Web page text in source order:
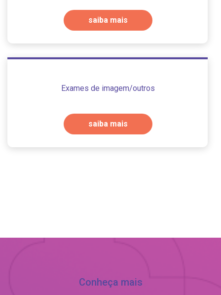
saiba mais
Exames de imagem/outros
saiba mais
Conheça mais